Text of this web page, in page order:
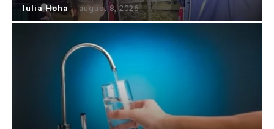
Iulia Hoha - august 8, 2026